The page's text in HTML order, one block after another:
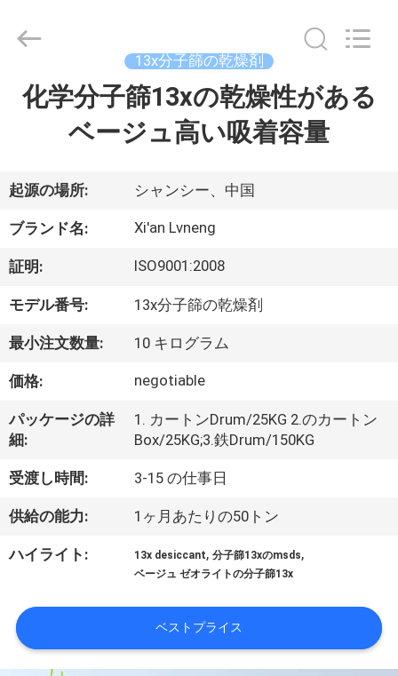
ホ
製
品
動
VR
シ
ョ
ー
た
ち
2018
Lvneng
Purification
13x分子篩の乾燥剤
化学分子篩13xの乾燥性がある
ベージュ高い吸着容量
起源の場所: シャンシー、中国
ブランド名: Xi'an Lvneng
証明: ISO9001:2008
モデル番号: 13x分子篩の乾燥剤
最小注文数量: 10 キログラム
価格: negotiable
パッケージの詳
細:
1. カートンDrum/25KG 2.のカートン
Box/25KG;3.鉄Drum/150KG
受渡し時間: 3-15 の仕事日
供給の能力: 1ヶ月あたりの50トン
ハイライト: 13x desiccant,分子篩13xのmsds,
ベージュ ゼオライトの分子篩13x
ベストプライス